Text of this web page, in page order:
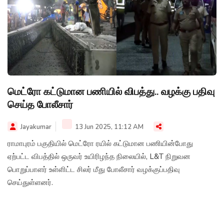
மெட்ரோ கட்டுமான பணியில் விபத்து.. வழக்கு பதிவு
செய்த போலீசார்
Jayakumar 13 Jun 2025, 11:12 AM
ராமாபுரம் பகுதியில் மெட்ரோ ரயில் கட்டுமான பணியின்போது
ஏற்பட்ட விபத்தில் ஒருவர் உயிரிழந்த நிலையில், L&T நிறுவன
பொறுப்பாளர் உள்ளிட்ட சிலர் மீது போலீசார் வழக்குப்பதிவு
செய்துள்ளனர்.